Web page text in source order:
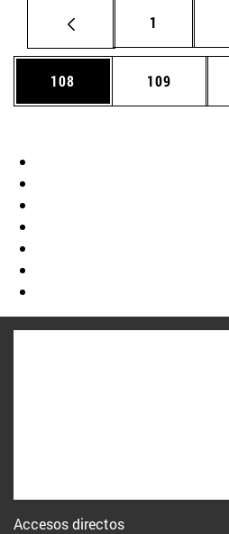
Página
1
Página
108 Página
109
Accesos directos